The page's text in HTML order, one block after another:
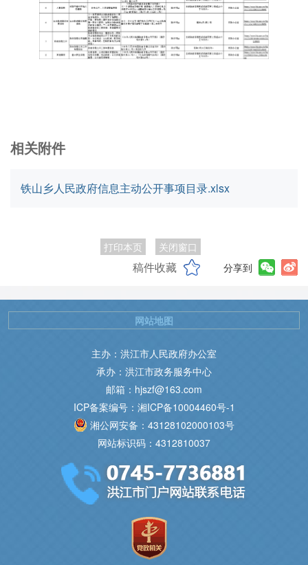
相关附件
铁山乡人民政府信息主动公开事项目录.xlsx
打印本页 关闭窗口
稿件收藏 分享到
主办：洪江市人民政府办公室
承办：洪江市政务服务中心
邮箱：hjszf@163.com
ICP备案编号：湘ICP备10004460号-1
湘公网安备：43128102000103号
网站标识码：4312810037
网站地图